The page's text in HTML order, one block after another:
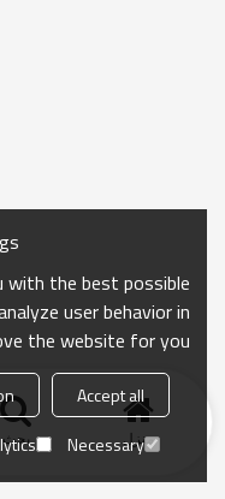
منزل بحث
with the best possible
user behavior in
the website for you.
Accept all
Necessary